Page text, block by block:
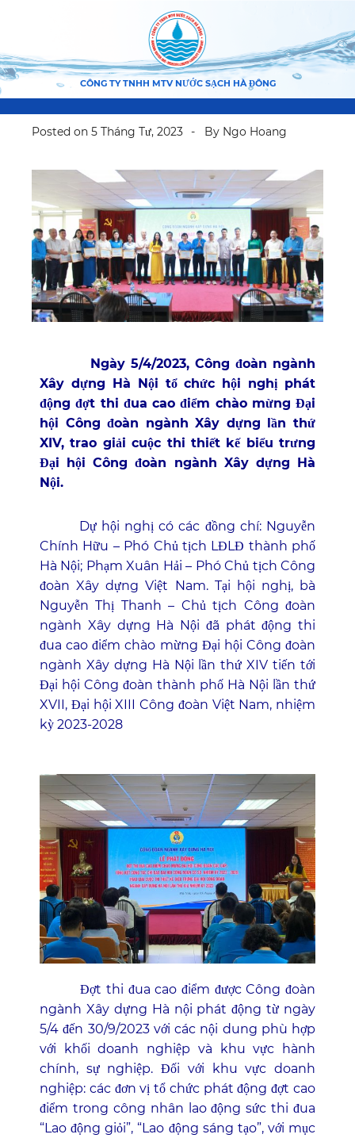
CÔNG TY TNHH MTV NƯỚC SẠCH HÀ ĐÔNG
Posted on 5 Tháng Tư, 2023 By Ngo Hoang
Ngày 5/4/2023, Công đoàn ngành
Xây dựng Hà Nội tổ chức hội nghị phát
động đợt thi đua cao điểm chào mừng Đại
hội Công đoàn ngành Xây dựng lần thứ
XIV, trao giải cuộc thi thiết kế biểu trưng
Đại hội Công đoàn ngành Xây dựng Hà
Nội.
Dự hội nghị có các đồng chí: Nguyễn
Chính Hữu – Phó Chủ tịch LĐLĐ thành phố
Hà Nội; Phạm Xuân Hải – Phó Chủ tịch Công
đoàn Xây dựng Việt Nam. Tại hội nghị, bà
Nguyễn Thị Thanh – Chủ tịch Công đoàn
ngành Xây dựng Hà Nội đã phát động thi
đua cao điểm chào mừng Đại hội Công đoàn
ngành Xây dựng Hà Nội lần thứ XIV tiến tới
Đại hội Công đoàn thành phố Hà Nội lần thứ
XVII, Đại hội XIII Công đoàn Việt Nam, nhiệm
kỳ 2023-2028
Đợt thi đua cao điểm được Công đoàn
ngành Xây dựng Hà nội phát động từ ngày
5/4 đến 30/9/2023 với các nội dung phù hợp
với khối doanh nghiệp và khu vực hành
chính, sự nghiệp. Đối với khu vực doanh
nghiệp: các đơn vị tổ chức phát động đợt cao
điểm trong công nhân lao động sức thi đua
“Lao động giỏi”, “Lao động sáng tạo”, với mục